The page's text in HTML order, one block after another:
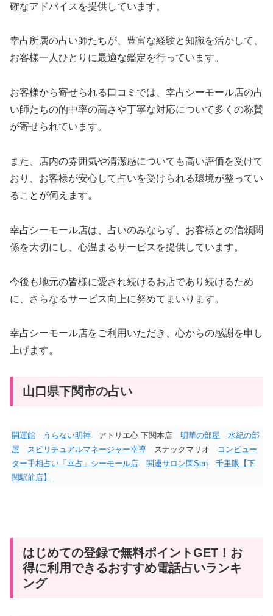
確なアドバイスを提供しています。
幸占所属の占い師たちが、豊富な経験と知識を活かして、
お客様一人ひとりに最適な鑑定を行っています。
お客様から寄せられる口コミでは、幸占シーモール店の占
い師たちの的中率の高さや丁寧な対応について多くの称賛
が寄せられています。
また、店内の雰囲気や清潔感についても高い評価を受けて
おり、お客様が安心して占いを受けられる環境が整ってい
ることが伺えます。
幸占シーモール店は、占いのみならず、お客様との信頼関
係を大切にし、心温まるサービスを提供しています。
今後も地元の皆様に愛され続けるお店であり続けるため
に、さらなるサービス向上に努めてまいります。
幸占シーモール店をご利用いただき、心からの感謝を申し
上げます。
山口県下関市の占い
開運館 うらない明神 アトリエ心 下関本店 明華の部屋
水紀の部
屋
スピリチュアルマネージャー幸導 スナックマリオ
コンピュー
ター手相占い「幸占」シーモール店
開運サロン閃Sen
千里眼【下
関駅前店】
はじめての登録で無料ポイントGET！お
得に利用できるおすすめ電話占いランキ
ング